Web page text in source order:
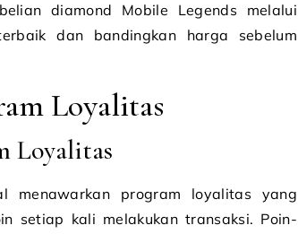
diamond Mobile Legends melalui
dan bandingkan harga sebelum
Loyalitas
Loyalitas
menawarkan program loyalitas yang
setiap kali melakukan transaksi. Poin-